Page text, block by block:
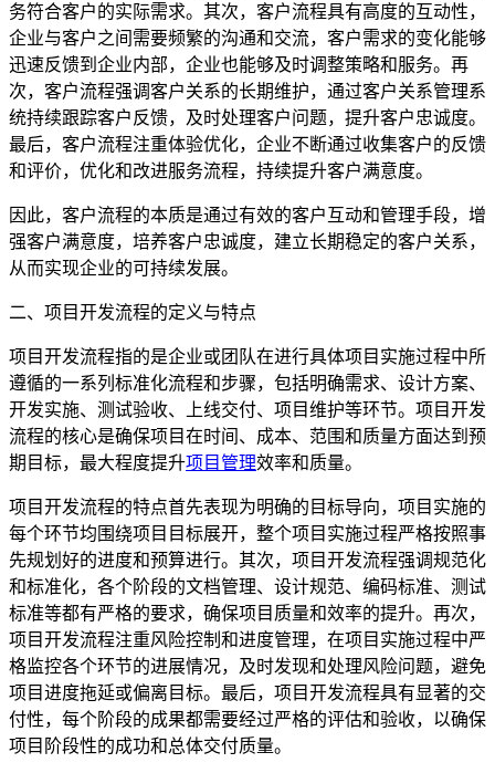
务符合客户的实际需求。其次，客户流程具有高度的互动性，
企业与客户之间需要频繁的沟通和交流，客户需求的变化能够
迅速反馈到企业内部，企业也能够及时调整策略和服务。再
次，客户流程强调客户关系的长期维护，通过客户关系管理系
统持续跟踪客户反馈，及时处理客户问题，提升客户忠诚度。
最后，客户流程注重体验优化，企业不断通过收集客户的反馈
和评价，优化和改进服务流程，持续提升客户满意度。
因此，客户流程的本质是通过有效的客户互动和管理手段，增
强客户满意度，培养客户忠诚度，建立长期稳定的客户关系，
从而实现企业的可持续发展。
二、项目开发流程的定义与特点
项目开发流程指的是企业或团队在进行具体项目实施过程中所
遵循的一系列标准化流程和步骤，包括明确需求、设计方案、
开发实施、测试验收、上线交付、项目维护等环节。项目开发
流程的核心是确保项目在时间、成本、范围和质量方面达到预
期目标，最大程度提升项目管理效率和质量。
项目开发流程的特点首先表现为明确的目标导向，项目实施的
每个环节均围绕项目目标展开，整个项目实施过程严格按照事
先规划好的进度和预算进行。其次，项目开发流程强调规范化
和标准化，各个阶段的文档管理、设计规范、编码标准、测试
标准等都有严格的要求，确保项目质量和效率的提升。再次，
项目开发流程注重风险控制和进度管理，在项目实施过程中严
格监控各个环节的进展情况，及时发现和处理风险问题，避免
项目进度拖延或偏离目标。最后，项目开发流程具有显著的交
付性，每个阶段的成果都需要经过严格的评估和验收，以确保
项目阶段性的成功和总体交付质量。